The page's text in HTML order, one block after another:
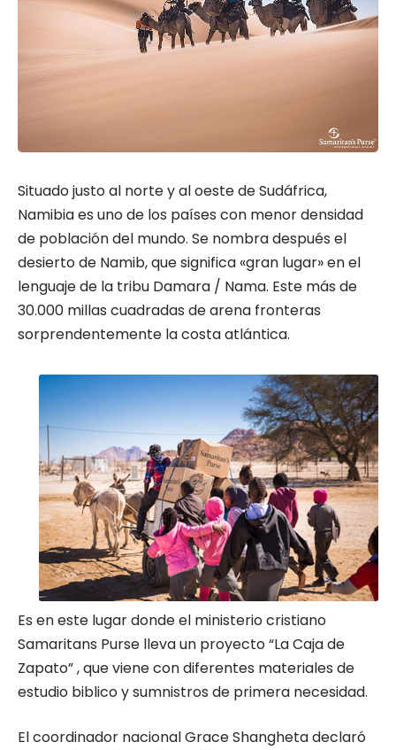
Situado justo al norte y al oeste de Sudáfrica,
Namibia es uno de los países con menor densidad
de población del mundo. Se nombra después el
desierto de Namib, que significa «gran lugar» en el
lenguaje de la tribu Damara / Nama. Este más de
30.000 millas cuadradas de arena fronteras
sorprendentemente la costa atlántica.
Es en este lugar donde el ministerio cristiano
Samaritans Purse lleva un proyecto “La Caja de
Zapato” , que viene con diferentes materiales de
estudio biblico y sumnistros de primera necesidad.
El coordinador nacional Grace Shangheta declaró